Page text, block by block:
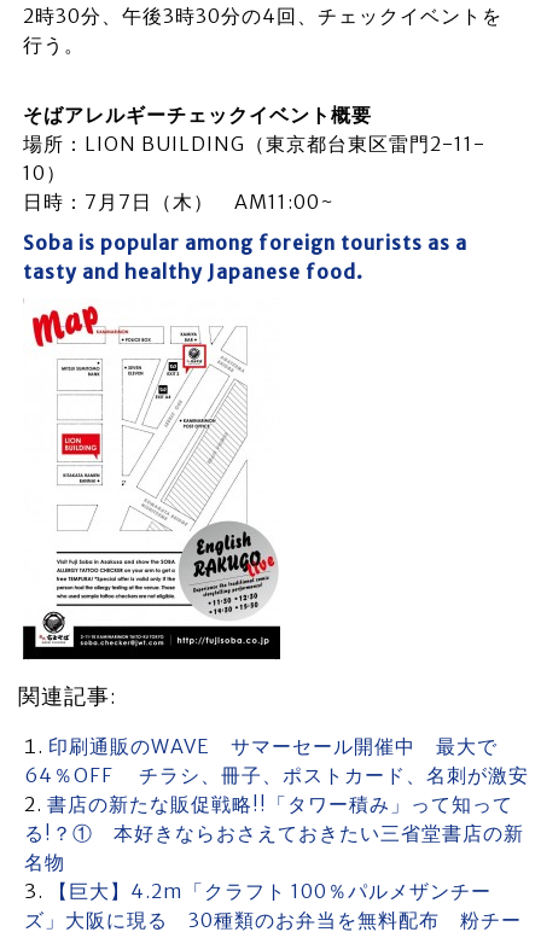
2時30分、午後3時30分の4回、チェックイベントを
行う。
そばアレルギーチェックイベント概要
場所：LION BUILDING（東京都台東区雷門2-11-
10）
日時：7月7日（木） AM11:00~
Soba is popular among foreign tourists as a
tasty and healthy Japanese food.
関連記事:
印刷通販のWAVE サマーセール開催中 最大で
64％OFF チラシ、冊子、ポストカード、名刺が激安
書店の新たな販促戦略!!「タワー積み」って知って
る!？① 本好きならおさえておきたい三省堂書店の新
名物
【巨大】4.2m「クラフト 100％パルメザンチー
ズ」大阪に現る 30種類のお弁当を無料配布 粉チー